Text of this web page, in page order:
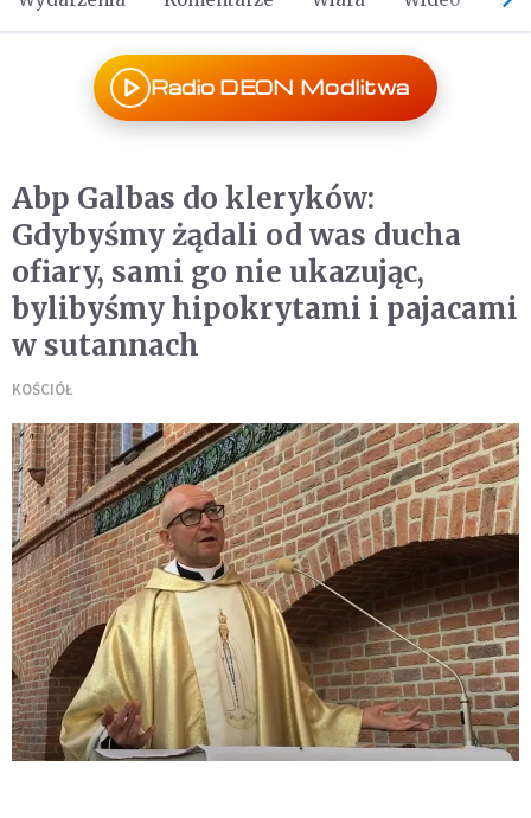
Radio DEON Modlitwa
Abp Galbas do kleryków:
Gdybyśmy żądali od was ducha
ofiary, sami go nie ukazując,
bylibyśmy hipokrytami i pajacami
w sutannach
KOŚCIÓŁ